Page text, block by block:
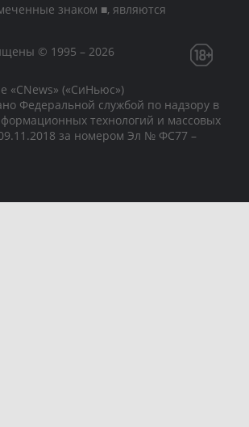
знаком ■, являются
© 1995 – 2026
«CNews» («СиНьюс»)
Федеральной службой по надзору в
технологий и массовых
за номером Эл № ФС77 –